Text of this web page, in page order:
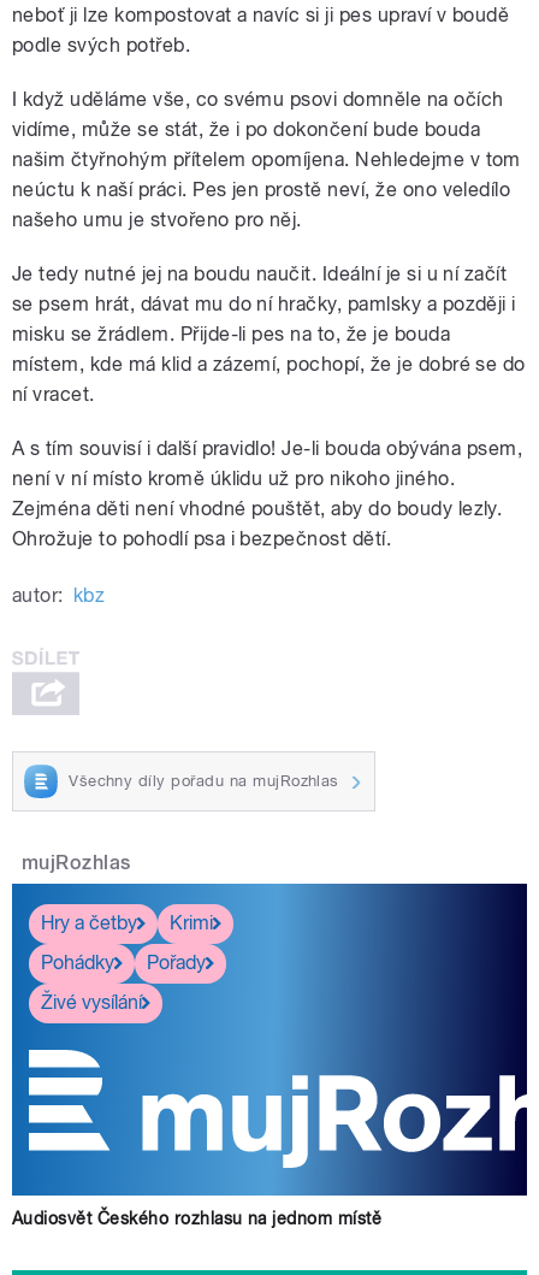
neboť ji lze kompostovat a navíc si ji pes upraví v boudě
podle svých potřeb.
I když uděláme vše, co svému psovi domněle na očích
vidíme, může se stát, že i po dokončení bude bouda
našim čtyřnohým přítelem opomíjena. Nehledejme v tom
neúctu k naší práci. Pes jen prostě neví, že ono veledílo
našeho umu je stvořeno pro něj.
Je tedy nutné jej na boudu naučit. Ideální je si u ní začít
se psem hrát, dávat mu do ní hračky, pamlsky a později i
misku se žrádlem. Přijde-li pes na to, že je bouda
místem, kde má klid a zázemí, pochopí, že je dobré se do
ní vracet.
A s tím souvisí i další pravidlo! Je-li bouda obývána psem,
není v ní místo kromě úklidu už pro nikoho jiného.
Zejména děti není vhodné pouštět, aby do boudy lezly.
Ohrožuje to pohodlí psa i bezpečnost dětí.
autor: kbz
Všechny díly pořadu na mujRozhlas
mujRozhlas
Hry a četby
Krimi
Pohádky
Pořady
Živé vysílání
Audiosvět Českého rozhlasu na jednom místě